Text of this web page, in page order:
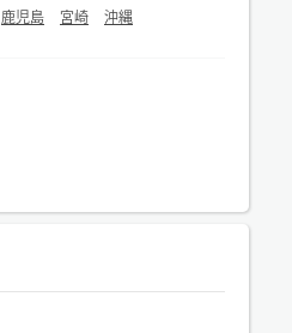
鹿児島 宮崎 沖縄